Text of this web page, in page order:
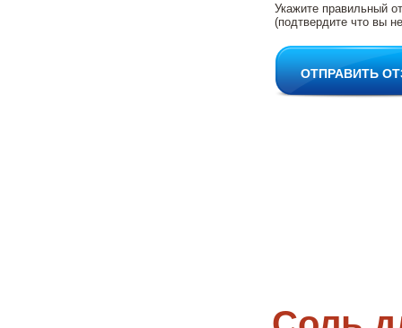
Укажите правильный
(подтвердите что вы
ОТПРАВИТЬ